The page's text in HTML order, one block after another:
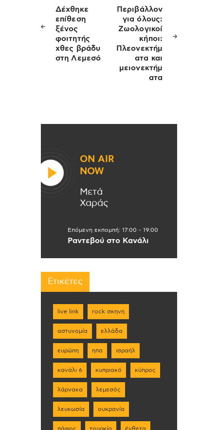
άρθρων
Δέχθηκε
επίθεση
ξένος
φοιτητής
χθες βράδυ
στη Λεμεσό
Περιβάλλον
για όλους:
Ζωολογικοί
κήποι:
Πλεονεκτήμ
ατα και
μειονεκτήμ
ατα
ON AIR
NOW
Μετά
Χαράς
Επόμενη εκπομπή: 17:00 - 19:00
Ραντεβού στο Κανάλι
Ετικέτες
live link rock σκηνη
αστυνομία ελλάδα
ευρώπη ηπα ισραήλ
κανάλι 6 κυπριακό κύπρος
λάρνακα λεμεσός
λευκωσία ουκρανία
πάφος τουρκία ένθετα